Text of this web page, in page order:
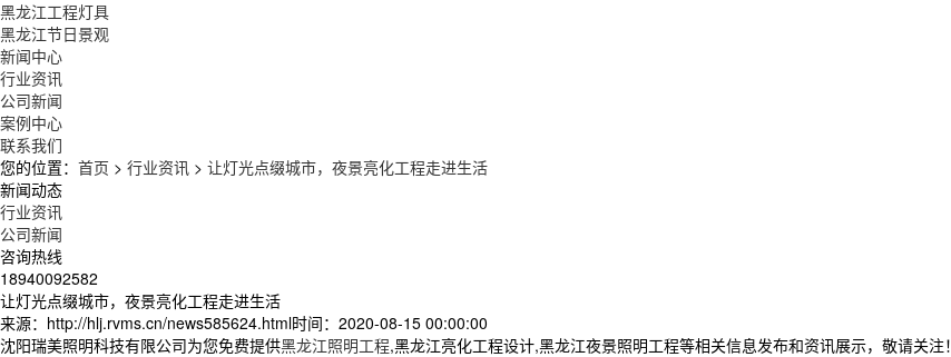
黑龙江工程灯具
黑龙江节日景观
新闻中心
行业资讯
公司新闻
案例中心
联系我们
您的位置： 首页 > 行业资讯 > 让灯光点缀城市，夜景亮化工程走进生活
新闻动态
行业资讯
公司新闻
咨询热线
18940092582
让灯光点缀城市，夜景亮化工程走进生活
来源：http://hlj.rvms.cn/news585624.html时间：2020-08-15 00:00:00
沈阳瑞美照明科技有限公司为您免费提供黑龙江照明工程,黑龙江亮化工程设计,黑龙江夜景照明工程等相关信息发布和资讯展示，敬请关注！